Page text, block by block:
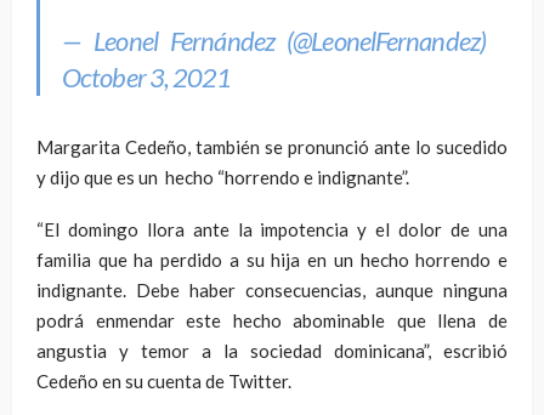
— Leonel Fernández (@LeonelFernandez)
October 3, 2021
Margarita Cedeño, también se pronunció ante lo sucedido
y dijo que es un hecho “horrendo e indignante”.
“El domingo llora ante la impotencia y el dolor de una
familia que ha perdido a su hija en un hecho horrendo e
indignante. Debe haber consecuencias, aunque ninguna
podrá enmendar este hecho abominable que llena de
angustia y temor a la sociedad dominicana”, escribió
Cedeño en su cuenta de Twitter.